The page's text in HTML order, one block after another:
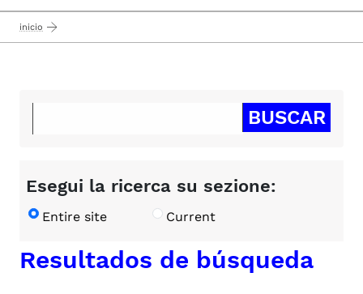
inicio
Esegui la ricerca su sezione:
Entire site Current
Resultados de búsqueda